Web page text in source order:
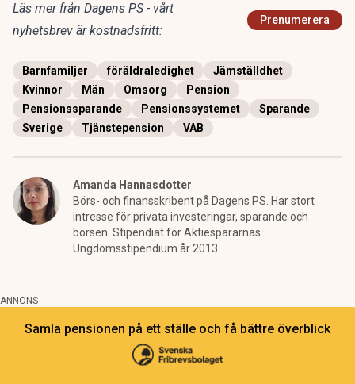
Läs mer från Dagens PS - vårt
nyhetsbrev är kostnadsfritt:
Prenumerera
Barnfamiljer föräldraledighet
Jämställdhet
Kvinnor
Män Omsorg
Pension
Pensionssparande
Pensionssystemet
Sparande
Sverige
Tjänstepension VAB
Amanda Hannasdotter
Börs- och finansskribent på Dagens PS. Har stort
intresse för privata investeringar, sparande och
börsen. Stipendiat för Aktiespararnas
Ungdomsstipendium år 2013.
ANNONS
Samla pensionen på ett ställe och få bättre överblick